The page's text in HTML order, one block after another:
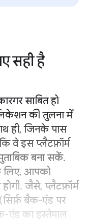
सही है
साबित हो
की तुलना में
ही, जिनके पास
वे इस प्लैटफ़ॉर्म
बना सकें.
आपको
जैसे, प्लैटफ़ॉर्म
बैक-एंड पर
एंड का इस्तेमाल